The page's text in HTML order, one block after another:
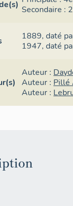
Secondaire :
1889,daté
1947,daté
Auteur :
Auteur : Pillé
Auteur :